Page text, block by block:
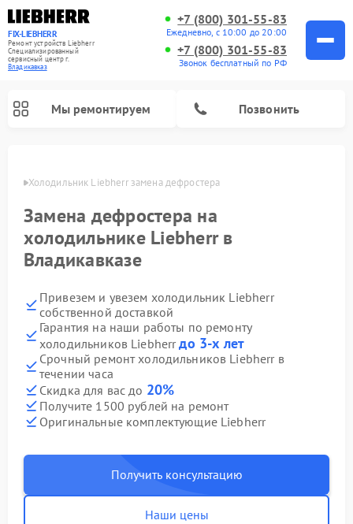
FIX-LIEBHERR
Ремонт устройств Liebherr
Специализированный
cервисный центр г.
Владикавказ
+7 (800) 301-55-83
Ежедневно, с 10:00 до 20:00
+7 (800) 301-55-83
Звонок бесплатный по РФ
Мы ремонтируем Позвонить
Холодильник Liebherr замена дефростера
Замена дефростера на
холодильнике Liebherr в
Владикавказе
Привезем и увезем холодильник Liebherr
собственной доставкой
Гарантия на наши работы по ремонту
холодильников Liebherrдо 3-х лет
Срочный ремонт холодильников Liebherr в
течении часа
Скидка для вас до 20%
Получите 1500 рублей на ремонт
Оригинальные комплектующие Liebherr
Получить консультацию
Наши цены